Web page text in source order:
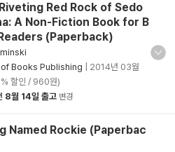
Red Rock of Sedo
A Non-Fiction Book for B
(Paperback)
Books Publishing
2014년 03월
할인 / 960원)
8월 14일 출고 변경
Named Rockie (Paperbac